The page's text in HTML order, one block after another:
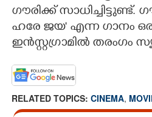
ഗൗരിക്ക് സാധിച്ചിട്ടുണ്ട്.
ഹരേ ജയ' എന്ന ഗാനം
ഇൻസ്റ്റഗ്രാമിൽ തരംഗം
RELATED TOPICS: CINEMA,